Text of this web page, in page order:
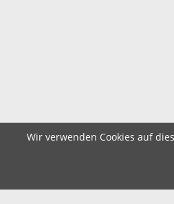
Wir verwenden Cookies auf